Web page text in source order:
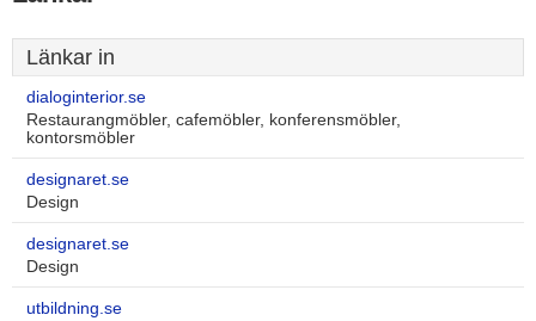
Länkar in
dialoginterior.se
Restaurangmöbler, cafemöbler, konferensmöbler,
kontorsmöbler
designaret.se
Design
designaret.se
Design
utbildning.se